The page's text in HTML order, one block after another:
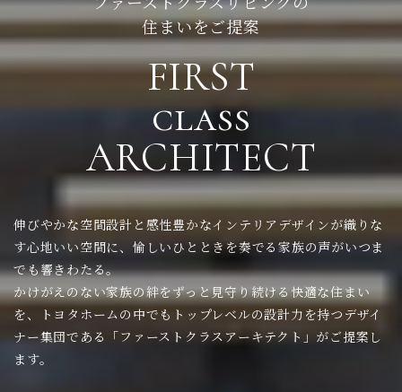
住まいをご提案
FIRST
class
ARCHITECT
伸びやかな空間設計と感性豊かなインテリアデザインが織りな
す心地いい空間に、 愉しいひとときを奏でる家族の声がいつま
でも響きわたる。
かけがえのない家族の絆をずっと見守り続ける快適な住まい
を、
トヨタホームの中でもトップレベルの設計力を持つデザイ
ナー集団である 「ファーストクラスアーキテクト」がご提案し
ます。